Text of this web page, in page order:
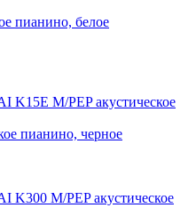
пианино, белое
пианино, черное